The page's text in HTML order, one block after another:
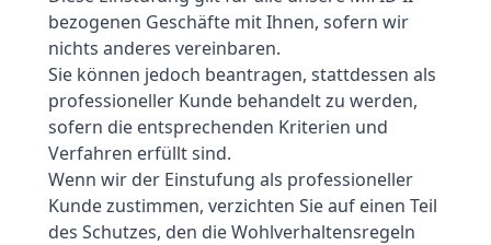
bezogenen Geschäfte mit Ihnen, sofern wir
nichts anderes vereinbaren.
Sie können jedoch beantragen, stattdessen als
professioneller Kunde behandelt zu werden,
sofern die entsprechenden Kriterien und
Verfahren erfüllt sind.
Wenn wir der Einstufung als professioneller
Kunde zustimmen, verzichten Sie auf einen Teil
des Schutzes, den die Wohlverhaltensregeln